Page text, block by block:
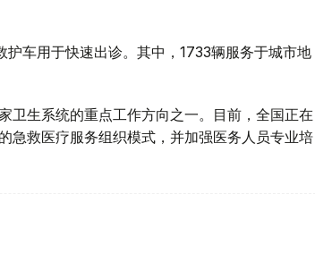
车用于快速出诊。其中，1733辆服务于城市地
卫生系统的重点工作方向之一。目前，全国正在
急救医疗服务组织模式，并加强医务人员专业培